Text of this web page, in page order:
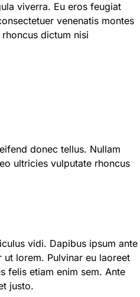
viverra. Eu eros feugiat
venenatis montes
dictum nisi
donec tellus. Nullam
ultricies vulputate rhoncus
vidi. Dapibus ipsum ante
lorem. Pulvinar eu laoreet
felis etiam enim sem. Ante
justo.